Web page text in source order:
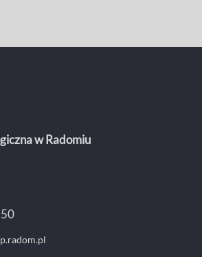
w Radomiu